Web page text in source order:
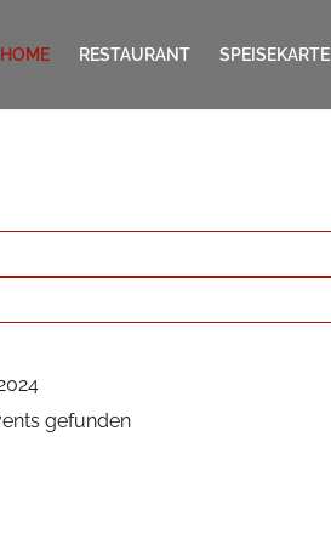
HOME RESTAURANT SPEISEKARTE
gefunden